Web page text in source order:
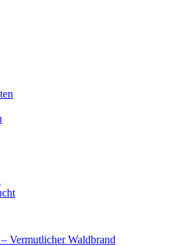
Vermutlicher Waldbrand